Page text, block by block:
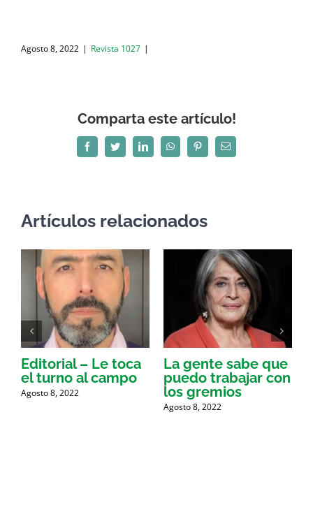
Agosto 8, 2022 | Revista 1027 |
Comparta este artículo!
FacebookTwitterLinkedInWhatsAppPinterestCorreo
electrónico
Artículos relacionados
Editorial – Le toca
el turno al campo
Agosto 8, 2022
La gente sabe que
puedo trabajar con
los gremios
Agosto 8, 2022